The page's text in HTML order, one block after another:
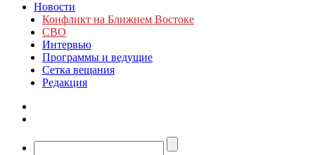
Новости
Конфликт на Ближнем Востоке
СВО
Интервью
Программы и ведущие
Сетка вещания
Редакция